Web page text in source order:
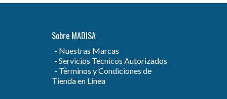
Sobre MADISA
Nuestras Marcas
Servicios Tecnicos Autorizados
Términos y Condiciones de
Tienda en Línea